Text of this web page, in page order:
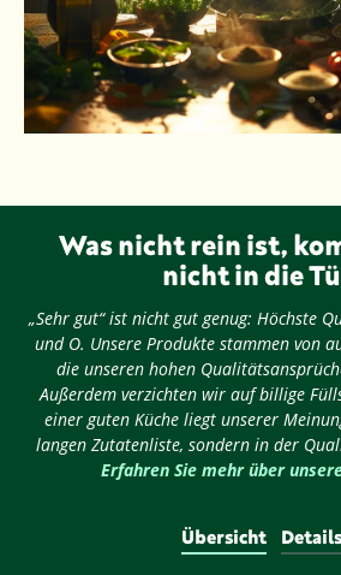
Was nicht rein ist,
nicht in die
„Sehr gut“ ist nicht gut genug: Höchste
und O. Unsere Produkte stammen von
die unseren hohen
Außerdem verzichten wir auf billige
einer guten Küche liegt unserer
langen Zutatenliste, sondern in der
Erfahren Sie mehr über
Übersicht Details